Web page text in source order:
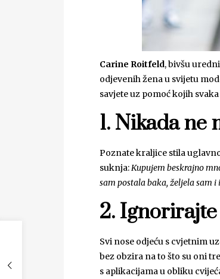
Carine Roitfeld, bivšu
odjevenih žena u svijetu
savjete uz pomoć kojih
1. Nikada
Poznate kraljice stila
suknja:Kupujem beskrajno
sam postala baka, željela sam
2.
Svi nose odjeću s cvjetnim
bez obzira na to što su oni
s aplikacijama u obliku